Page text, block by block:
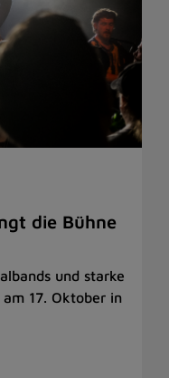
die Bühne
und starke
17. Oktober in